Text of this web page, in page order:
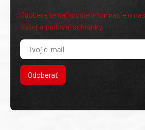
Odoberajte najnovšie informácie o
Vašej emailovej schránky.
Odoberať